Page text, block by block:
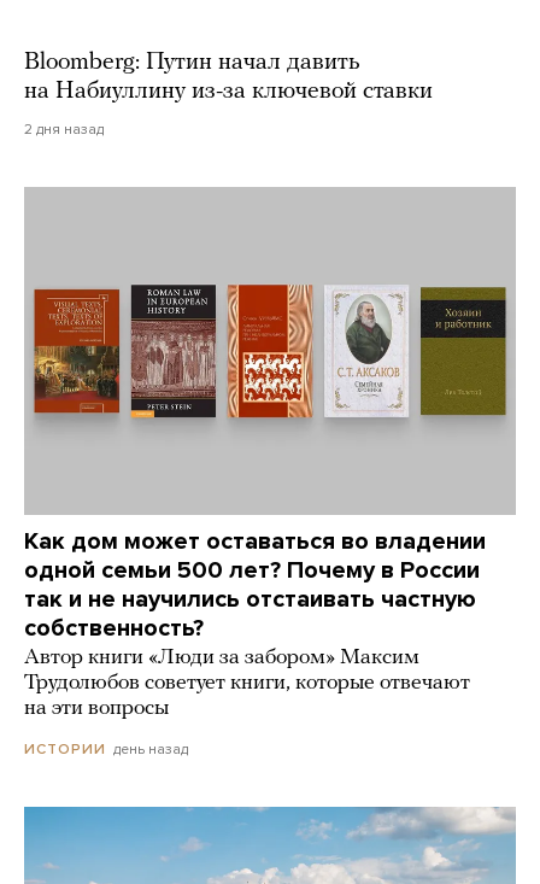
Bloomberg: Путин начал давить
на Набиуллину из-за ключевой ставки
2 дня назад
Как дом может оставаться во владении
одной семьи 500 лет? Почему в России
так и не научились отстаивать частную
собственность?
Автор книги «Люди за забором» Максим
Трудолюбов советует книги, которые отвечают
на эти вопросы
ИСТОРИИ день назад